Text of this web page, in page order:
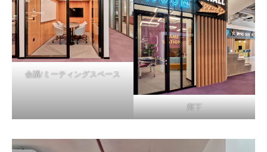
会議/ミーティングスペース
廊下